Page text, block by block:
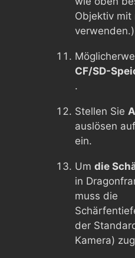
Objektiv mit
verwenden.)
CF/SD-
.
Stellen Sie
auslösen auf
ein.
Um die
in
muss die
der
Kamera)